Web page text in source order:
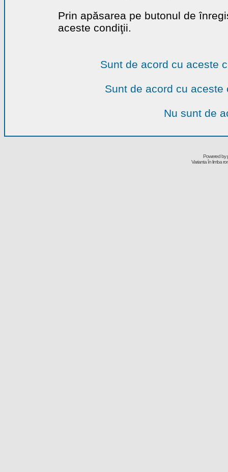
Prin apăsarea pe butonul de
aceste condiţii.
Sunt de acord cu aceste
Sunt de acord cu
Nu sunt de
Powered by
Varianta în limba